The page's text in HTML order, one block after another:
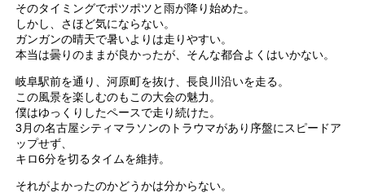
そのタイミングでポツポツと雨が降り始めた。
しかし、さほど気にならない。
ガンガンの晴天で暑いよりは走りやすい。
本当は曇りのままが良かったが、そんな都合よくはいかない。
岐阜駅前を通り、河原町を抜け、長良川沿いを走る。
この風景を楽しむのもこの大会の魅力。
僕はゆっくりしたペースで走り続けた。
3月の名古屋シティマラソンのトラウマがあり序盤にスピードア
ップせず、
キロ6分を切るタイムを維持。
それがよかったのかどうかは分からない。